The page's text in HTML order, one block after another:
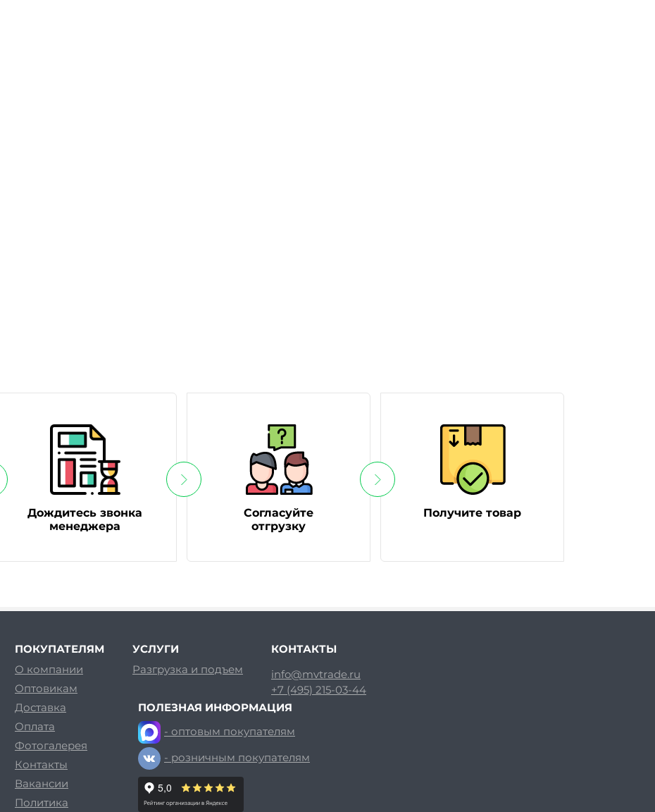
Дождитесь звонка
менеджера
Согласуйте
отгрузку
Получите товар
ПОКУПАТЕЛЯМ
О компании
Оптовикам
Доставка
Оплата
Фотогалерея
Контакты
Вакансии
Политика
УСЛУГИ
Разгрузка и подъем
КОНТАКТЫ
info@mvtrade.ru
+7 (495) 215-03-44
ПОЛЕЗНАЯ ИНФОРМАЦИЯ
- оптовым покупателям
- розничным покупателям